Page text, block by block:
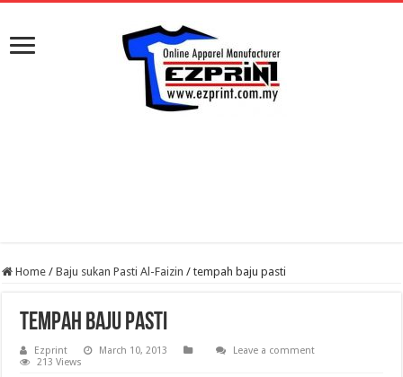
Home / Baju sukan Pasti Al-Faizin / tempah baju pasti
tempah baju pasti
Ezprint March 10, 2013
Leave a comment
213 Views